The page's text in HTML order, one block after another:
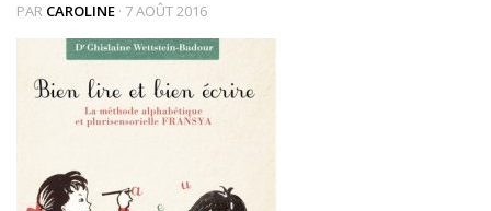
PAR CAROLINE · 7 AOÛT 2016